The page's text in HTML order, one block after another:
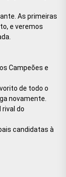
As primeiras
e veremos
Campeões e
de todo o
novamente.
rival do
candidatas à